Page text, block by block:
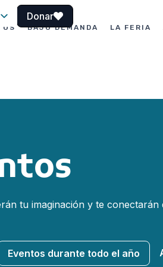
Donar
BAJO DEMANDA LA FERIA
tu imaginación y te conectarán
Eventos durante todo el año